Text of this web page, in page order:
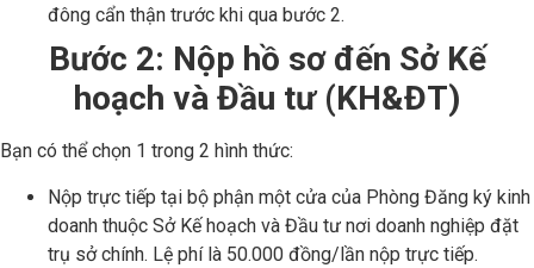
đông cẩn thận trước khi qua bước 2.
Bước 2: Nộp hồ sơ đến Sở Kế
hoạch và Đầu tư (KH&ĐT)
Bạn có thể chọn 1 trong 2 hình thức:
Nộp trực tiếp tại bộ phận một cửa của Phòng Đăng ký kinh
doanh thuộc Sở Kế hoạch và Đầu tư nơi doanh nghiệp đặt
trụ sở chính. Lệ phí là 50.000 đồng/lần nộp trực tiếp.